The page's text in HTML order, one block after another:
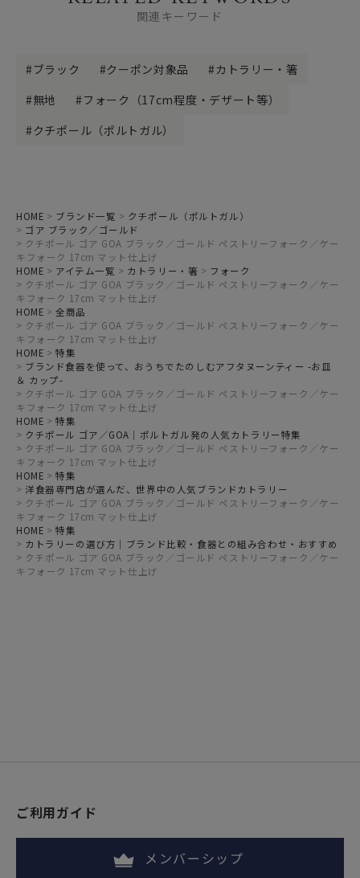
関連キーワード
ブラック クーポン対象品
カトラリー・箸
無地
フォーク（17cm程度・デザート等）
クチポール（ポルトガル）
HOME ブランド一覧
クチポール（ポルトガル）
ゴア ブラック／ゴールド
クチポール ゴア GOA ブラック／ゴールド ペストリーフォーク／ケー
キフォーク 17cm マット仕上げ
HOME
アイテム一覧 カトラリー・箸
フォーク
クチポール ゴア GOA ブラック／ゴールド ペストリーフォーク／ケー
キフォーク 17cm マット仕上げ
HOME
全商品
クチポール ゴア GOA ブラック／ゴールド ペストリーフォーク／ケー
キフォーク 17cm マット仕上げ
HOME
特集
ブランド食器を使って、おうちでたのしむアフタヌーンティー -お皿
＆ カップ-
クチポール ゴア GOA ブラック／ゴールド ペストリーフォーク／ケー
キフォーク 17cm マット仕上げ
HOME
特集
クチポール ゴア／GOA｜ポルトガル発の人気カトラリー特集
クチポール ゴア GOA ブラック／ゴールド ペストリーフォーク／ケー
キフォーク 17cm マット仕上げ
HOME
特集
洋食器専門店が選んだ、世界中の人気ブランドカトラリー
クチポール ゴア GOA ブラック／ゴールド ペストリーフォーク／ケー
キフォーク 17cm マット仕上げ
HOME
特集
カトラリーの選び方｜ブランド比較・食器との組み合わせ・おすすめ
クチポール ゴア GOA ブラック／ゴールド ペストリーフォーク／ケー
キフォーク 17cm マット仕上げ
ご利用ガイド
メンバーシップ